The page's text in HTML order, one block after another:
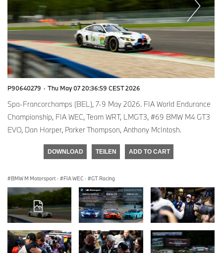
P90640279 · Thu May 07 20:36:59 CEST 2026
Spa-Francorchamps (BEL), 7-9 May 2026. FIA World Endurance
Championship, FIA WEC, Team WRT, LMGT3, #69 BMW M4 GT3
EVO, Dan Harper, Parker Thompson, Anthony McIntosh.
DOWNLOAD TEILEN ADD TO CART
BMW M Motorsport · FIA WEC · GT Racing